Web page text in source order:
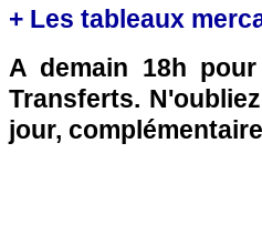
+ Les tableaux
A demain 18h
Transferts.
jour,